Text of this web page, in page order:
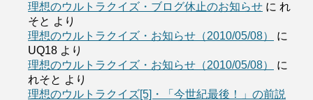
理想のウルトラクイズ・ブログ休止のお知らせ に れ
そと より
理想のウルトラクイズ・お知らせ（2010/05/08）
に
UQ18 より
理想のウルトラクイズ・お知らせ（2010/05/08）
に
れそと より
理想のウルトラクイズ[5]・「今世紀最後！」の前説